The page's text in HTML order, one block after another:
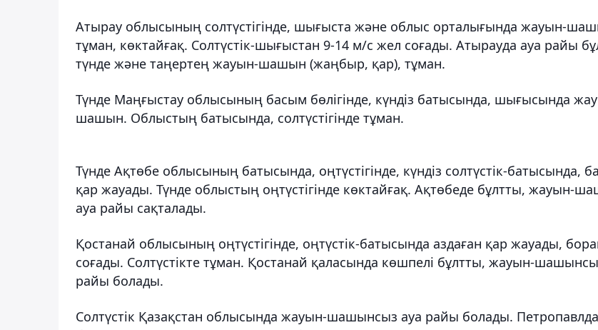
Атырау облысының солтүстігінде, шығыста және облыс орталығында жауын-
тұман, көктайғақ. Солтүстік-шығыстан 9-14 м/с жел соғады. Атырауда ауа райы
түнде және таңертең жауын-шашын (жаңбыр, қар), тұман.
Түнде Маңғыстау облысының басым бөлігінде, күндіз батысында, шығысында
шашын. Облыстың батысында, солтүстігінде тұман.
Түнде Ақтөбе облысының батысында, оңтүстігінде, күндіз солтүстік-батысында,
қар жауады. Түнде облыстың оңтүстігінде көктайғақ. Ақтөбеде бұлтты, жауын-
ауа райы сақталады.
Қостанай облысының оңтүстігінде, оңтүстік-батысында аздаған қар жауады,
соғады. Солтүстікте тұман. Қостанай қаласында көшпелі бұлтты, жауын-
райы болады.
Солтүстік Қазақстан облысында жауын-шашынсыз ауа райы болады.